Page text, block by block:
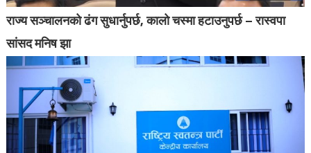
राज्य सञ्चालनको ढंग सुधार्नुपर्छ, कालो चस्मा हटाउनुपर्छ – रास्वपा
सांसद मनिष झा